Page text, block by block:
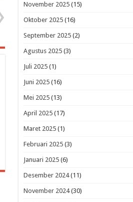
November 2025(15)
Oktober 2025(16)
September 2025(2)
Agustus 2025(3)
Juli 2025(1)
Juni 2025(16)
Mei 2025(13)
April 2025(17)
Maret 2025(1)
Februari 2025(3)
Januari 2025(6)
Desember 2024(11)
November 2024(30)